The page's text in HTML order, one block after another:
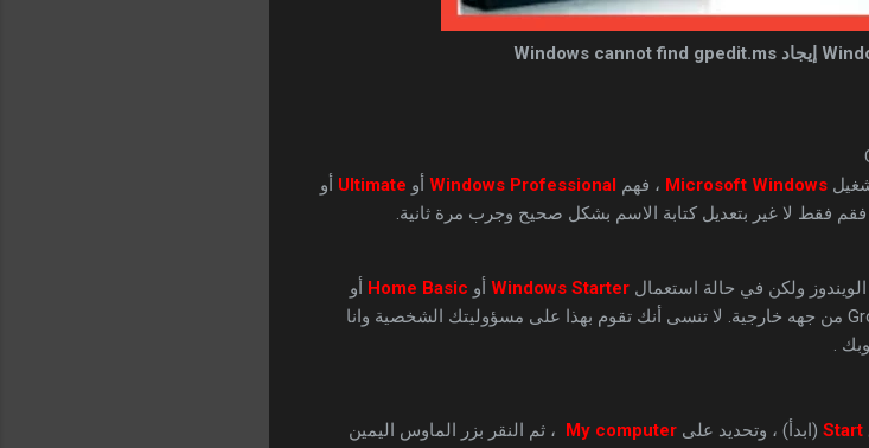
Microsoft Windows ، فهم Professional أو Ultimate أو
فقم فقط لا غير بتعديل كتابة الاسم بشكل صحيح وجرب مرة ثانية.
Windows Starter أو Home Basic أو
، سيتعين عليك استعمال Group Policy من جهه خارجية. لا تنسى أنك تقوم بهذا على مسؤوليتك الشخصية وانا
.
(ابدأ) ، وتحديد على My computer ، ثم النقر بزر الماوس اليمين